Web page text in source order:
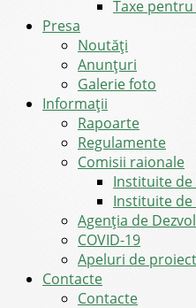
Taxe
Presa
Noutăţi
Anunţuri
Galerie foto
Informații
Rapoarte
Regulamente
Comisii raionale
Instituite
Instituite
Agenția de
COVID-19
Apeluri de
Contacte
Contacte